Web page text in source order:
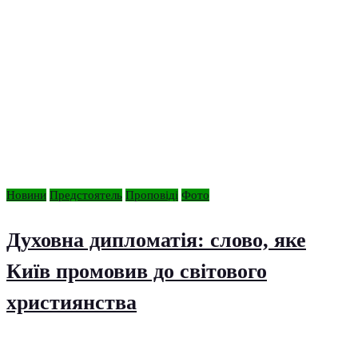
Новини Предстоятель Проповіді Фото
Духовна дипломатія: слово, яке
Київ промовив до світового
християнства